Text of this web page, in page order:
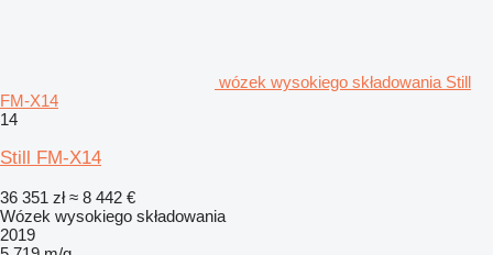
wózek wysokiego składowania Still
FM-X14
14
Still FM-X14
36 351 zł ≈ 8 442 €
Wózek wysokiego składowania
2019